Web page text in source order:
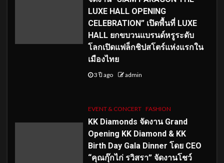
LUXE HALL OPENING
CELEBRATION” เปิดพื้นที่ LUXE
HALL ยกขบวนแบรนด์หรูระดับ
โลกเปิดแฟล็กชิปสโตร์แห่งแรกใน
เมืองไทย
3 ปี ago admin
EVENT & CONCERT FASHION
KK Diamonds จัดงาน Grand
Opening KK Diamond & KK
Birth Day Gala Dinner โดย CEO
“คุณกุ๊กไก่ รวิสรา” จัดงานโชว์